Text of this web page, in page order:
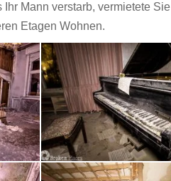
Mann verstarb, vermietete
Etagen Wohnen.